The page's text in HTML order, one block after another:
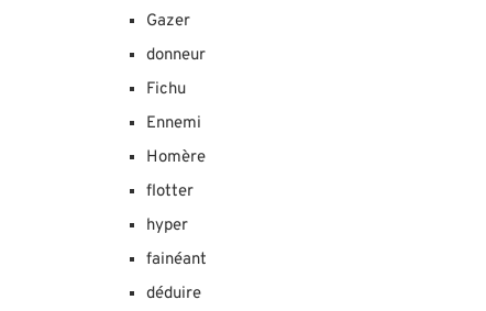
Gazer
donneur
Fichu
Ennemi
Homère
flotter
hyper
fainéant
déduire